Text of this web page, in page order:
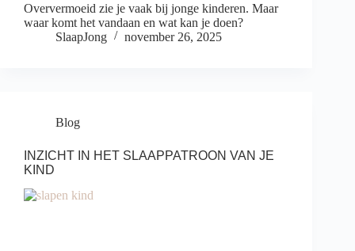
Oververmoeid zie je vaak bij jonge kinderen. Maar
waar komt het vandaan en wat kan je doen?
SlaapJong
november 26, 2025
Blog
INZICHT IN HET SLAAPPATROON VAN JE
KIND